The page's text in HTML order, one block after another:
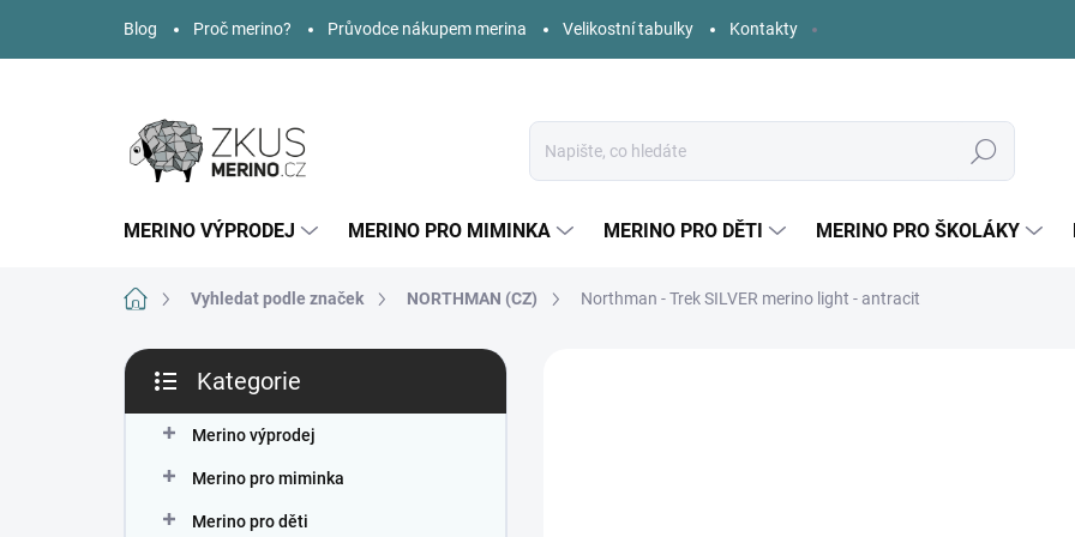
obsah
Blog Proč merino? Průvodce nákupem merina Velikostní tabulky Kontakty
Hledat
MERINO VÝPRODEJ MERINO PRO MIMINKA MERINO PRO DĚTI MERINO PRO ŠKOLÁKY
Domů Vyhledat podle značek NORTHMAN (CZ) Northman - Trek SILVER merino light - antracit
P
s
kategorie
Kategorie
Merino výprodej
Merino pro miminka
Merino pro děti